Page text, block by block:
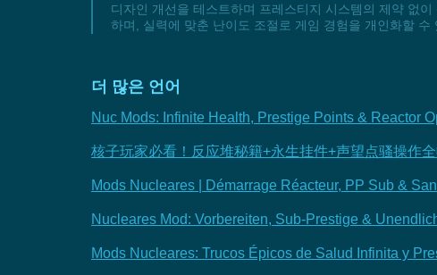
디자인 개선을 테스트하며 프레스티지 시스템의 제약 없
하며, 실력에 맞춘 난이도 조절로 게임 경험을 개인화할
더 많은 언어
Nuc Mods: Infinite Health, Prestige Points & Reactor
核子玩家必看！反应堆秘籍+永生挂件+声望点骚操作
Mods Nucleares | Démarrage Réacteur, PP Sub &
Nucleares Mod: Vorbereiten, Sub-Prestige &
Mods Nucleares: Trucos Épicos de Salud Infinita y